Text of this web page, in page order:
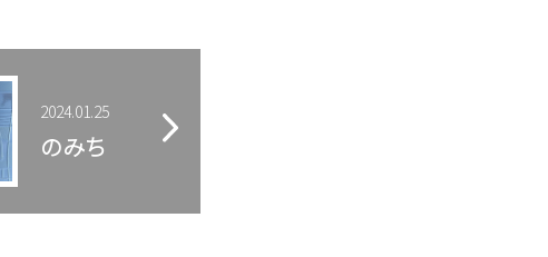
2024.01.25
のみち